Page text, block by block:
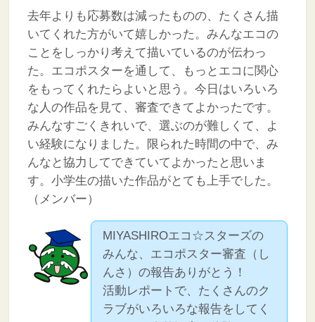
去年よりも応募数は減ったものの、たくさん描
いてくれた方がいて嬉しかった。みんなエコの
ことをしっかり考えて描いているのが伝わっ
た。エコポスターを通して、もっとエコに関心
をもってくれたらよいと思う。今日はいろいろ
な人の作品を見て、審査できてよかったです。
みんなすごくきれいで、選ぶのが難しくて、よ
い経験になりました。限られた時間の中で、み
んなと協力してできていてよかったと思いま
す。小学生の描いた作品がとても上手でした。
（メンバー）
MIYASHIROエコ☆スターズの
みんな、エコポスター審査（し
んさ）の報告ありがとう！
活動レポートで、たくさんのク
ラブがいろいろな報告をしてく